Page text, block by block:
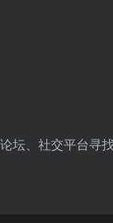
坛、社交平台寻